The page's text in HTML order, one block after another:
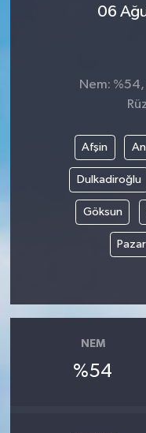
06
Nem: %54,
Afşin
Dulkadiroğlu
Göksun
NEM
%54